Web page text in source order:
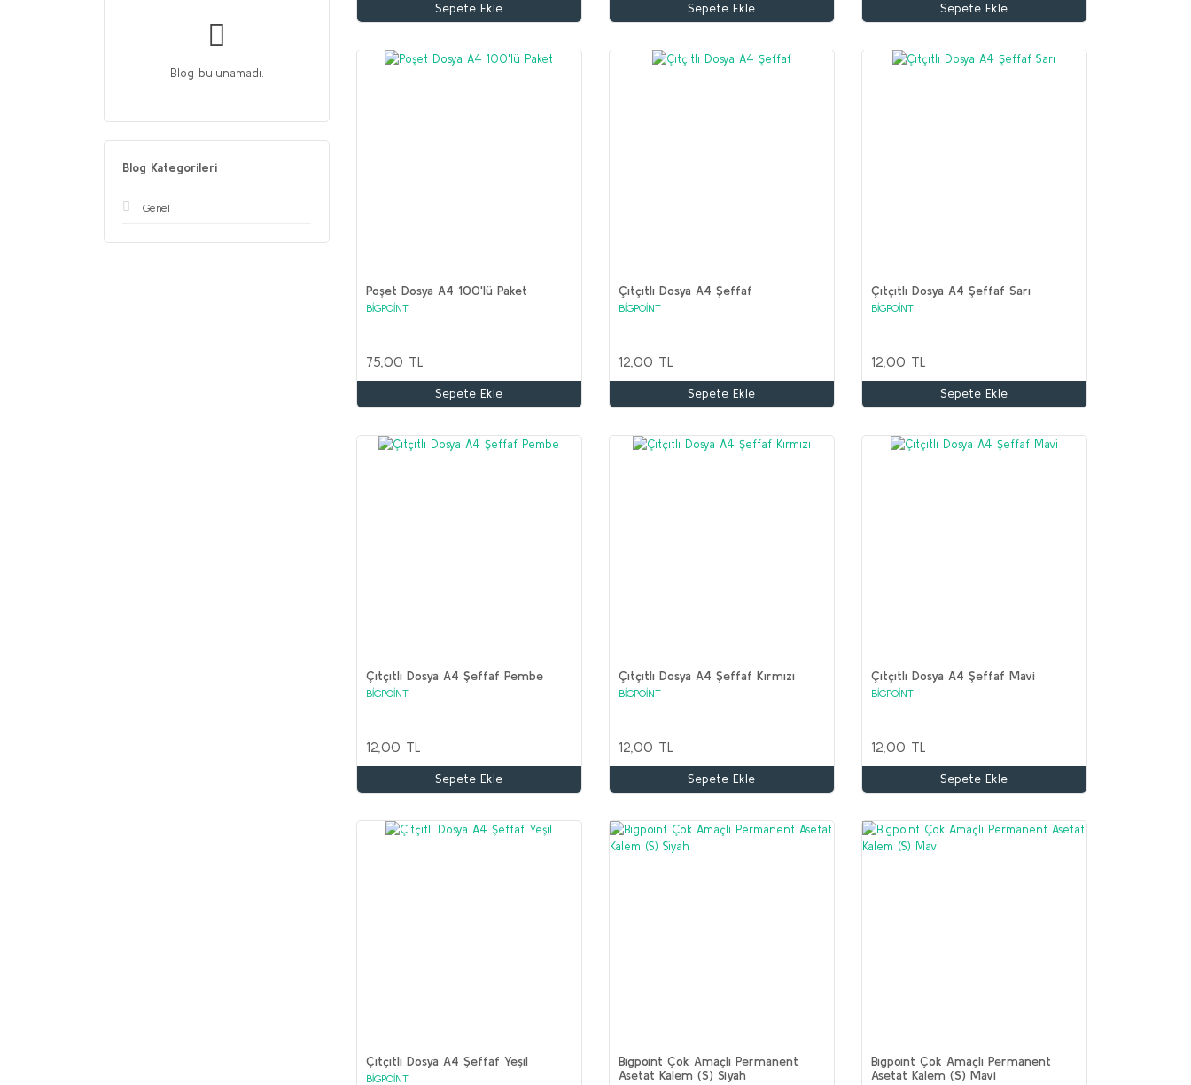
Blog bulunamadı.
Blog Kategorileri
Genel
Sepete Ekle Sepete Ekle Sepete Ekle
Poşet Dosya A4 100'lü Paket
BİGPOİNT
75,00 TL
Sepete Ekle
Çıtçıtlı Dosya A4 Şeffaf
BİGPOİNT
12,00 TL
Sepete Ekle
Çıtçıtlı Dosya A4 Şeffaf Sarı
BİGPOİNT
12,00 TL
Sepete Ekle
Çıtçıtlı Dosya A4 Şeffaf Pembe
BİGPOİNT
12,00 TL
Sepete Ekle
Çıtçıtlı Dosya A4 Şeffaf Kırmızı
BİGPOİNT
12,00 TL
Sepete Ekle
Çıtçıtlı Dosya A4 Şeffaf Mavi
BİGPOİNT
12,00 TL
Sepete Ekle
Çıtçıtlı Dosya A4 Şeffaf Yeşil
BİGPOİNT
Bigpoint Çok Amaçlı Permanent
Asetat Kalem (S) Siyah
Bigpoint Çok Amaçlı Permanent
Asetat Kalem (S) Mavi